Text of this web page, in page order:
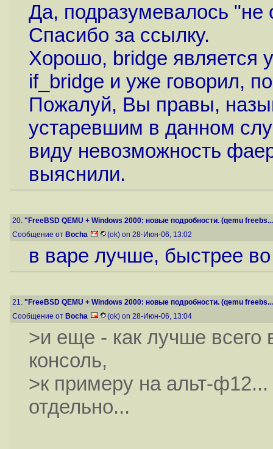
Да, подразумевалось "не
Спасибо за ссылку.
Хорошо, bridge является
if_bridge и уже говорил,
Пожалуй, Вы правы,
устаревшим в данном
виду невозможность
выяснили.
20. "FreeBSD QEMU + Windows 2000: новые подробности. (qemu
Сообщение от Bocha (ok) on 28-Июн-06, 13:02
в варе лучше, быстрее
21. "FreeBSD QEMU + Windows 2000: новые подробности. (qemu
Сообщение от Bocha (ok) on 28-Июн-06, 13:04
>и еще - как лучше всего
консоль,
>к примеру на альт-
отдельно...